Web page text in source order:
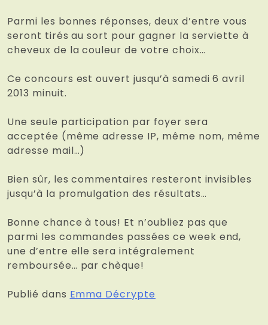
Parmi les bonnes réponses, deux d’entre vous
seront tirés au sort pour gagner la serviette à
cheveux de la couleur de votre choix…
Ce concours est ouvert jusqu’à samedi 6 avril
2013 minuit.
Une seule participation par foyer sera
acceptée (même adresse IP, même nom, même
adresse mail…)
Bien sûr, les commentaires resteront invisibles
jusqu’à la promulgation des résultats…
Bonne chance à tous! Et n’oubliez pas que
parmi les commandes passées ce week end,
une d’entre elle sera intégralement
remboursée… par chèque!
Publié dans Emma Décrypte